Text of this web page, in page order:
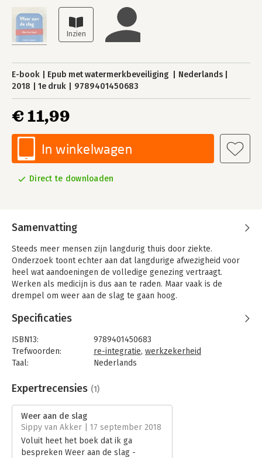
E-book Epub met watermerkbeveiliging
Nederlands
2018
1e druk 9789401450683
€ 11,99
In winkelwagen
Direct te downloaden
Samenvatting
Steeds meer mensen zijn langdurig thuis door ziekte.
Onderzoek toont echter aan dat langdurige afwezigheid voor
heel wat aandoeningen de volledige genezing vertraagt.
Werken als medicijn is dus aan te raden. Maar vaak is de
drempel om weer aan de slag te gaan hoog.
Dit boek bereid je daar tijdens je afwezigheid stap voor stap op
voor. Wat zijn je rechten en plichten tijdens een langdurige
afwezigheid? Hoe stippel je een aangepast loopbaanplan uit?
En hoe kun je je mentaal en fysiek voorbereiden op een
nieuwe start?
Specificaties
ISBN13:
9789401450683
Trefwoorden:
re-integratie, werkzekerheid
Taal:
Nederlands
Beveiliging:
watermerk
Aantal pagina's:
Uitgever:
Druk:
1
Verschijningsdatum:
29-8-2018
Expertrecensies (1)
Weer aan de slag
Sippy van Akker | 17 september 2018
Voluit heet het boek dat ik ga
bespreken Weer aan de slag -